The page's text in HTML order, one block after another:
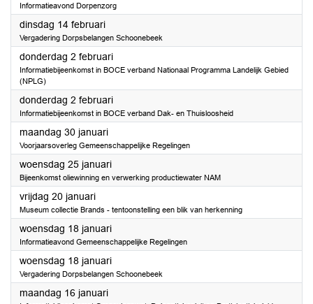
Informatieavond Dorpenzorg
dinsdag 14 februari2023
Vergadering Dorpsbelangen Schoonebeek
donderdag 2 februari2023
Informatiebijeenkomst in BOCE verband Nationaal Programma Landelijk Gebied
(NPLG)
donderdag 2 februari2023
Informatiebijeenkomst in BOCE verband Dak- en Thuisloosheid
maandag 30 januari2023
Voorjaarsoverleg Gemeenschappelijke Regelingen
woensdag 25 januari2023
Bijeenkomst oliewinning en verwerking productiewater NAM
vrijdag 20 januari2023
Museum collectie Brands - tentoonstelling een blik van herkenning
woensdag 18 januari2023
Informatieavond Gemeenschappelijke Regelingen
woensdag 18 januari2023
Vergadering Dorpsbelangen Schoonebeek
maandag 16 januari2023